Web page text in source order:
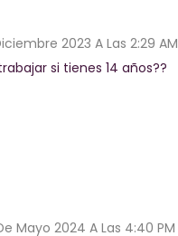
2023 A Las 2:29 AM
si tienes 14 años??
Mayo 2024 A Las 4:40 PM